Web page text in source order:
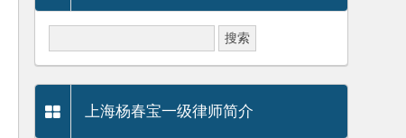
上海杨春宝一级律师简介